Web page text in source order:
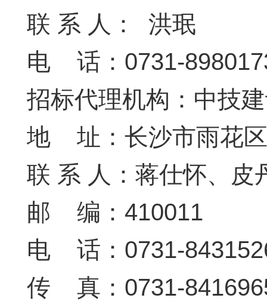
联 系 人： 洪珉
电 话：0731-
招标代理机构：中技
地 址：长沙市雨花区
联 系 人：蒋仕怀、皮
邮 编：410011
电 话：0731-
传 真：0731-